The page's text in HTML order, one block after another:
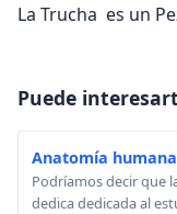
La Trucha es un
Puede
Anatomía
Podríamos decir que
dedica dedicada al